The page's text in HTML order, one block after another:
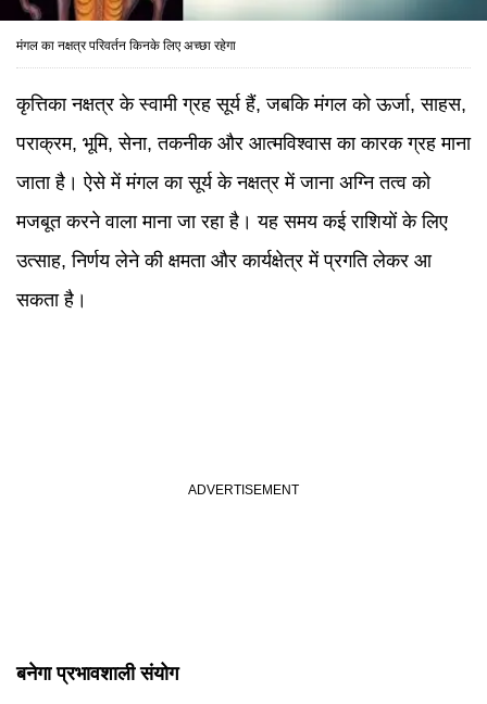
मंगल का नक्षत्र परिवर्तन किनके लिए अच्छा रहेगा
कृत्तिका नक्षत्र के स्वामी ग्रह सूर्य हैं, जबकि मंगल को ऊर्जा, साहस,
पराक्रम, भूमि, सेना, तकनीक और आत्मविश्वास का कारक ग्रह माना
जाता है। ऐसे में मंगल का सूर्य के नक्षत्र में जाना अग्नि तत्व को
मजबूत करने वाला माना जा रहा है। यह समय कई राशियों के लिए
उत्साह, निर्णय लेने की क्षमता और कार्यक्षेत्र में प्रगति लेकर आ
सकता है।
बनेगा प्रभावशाली संयोग